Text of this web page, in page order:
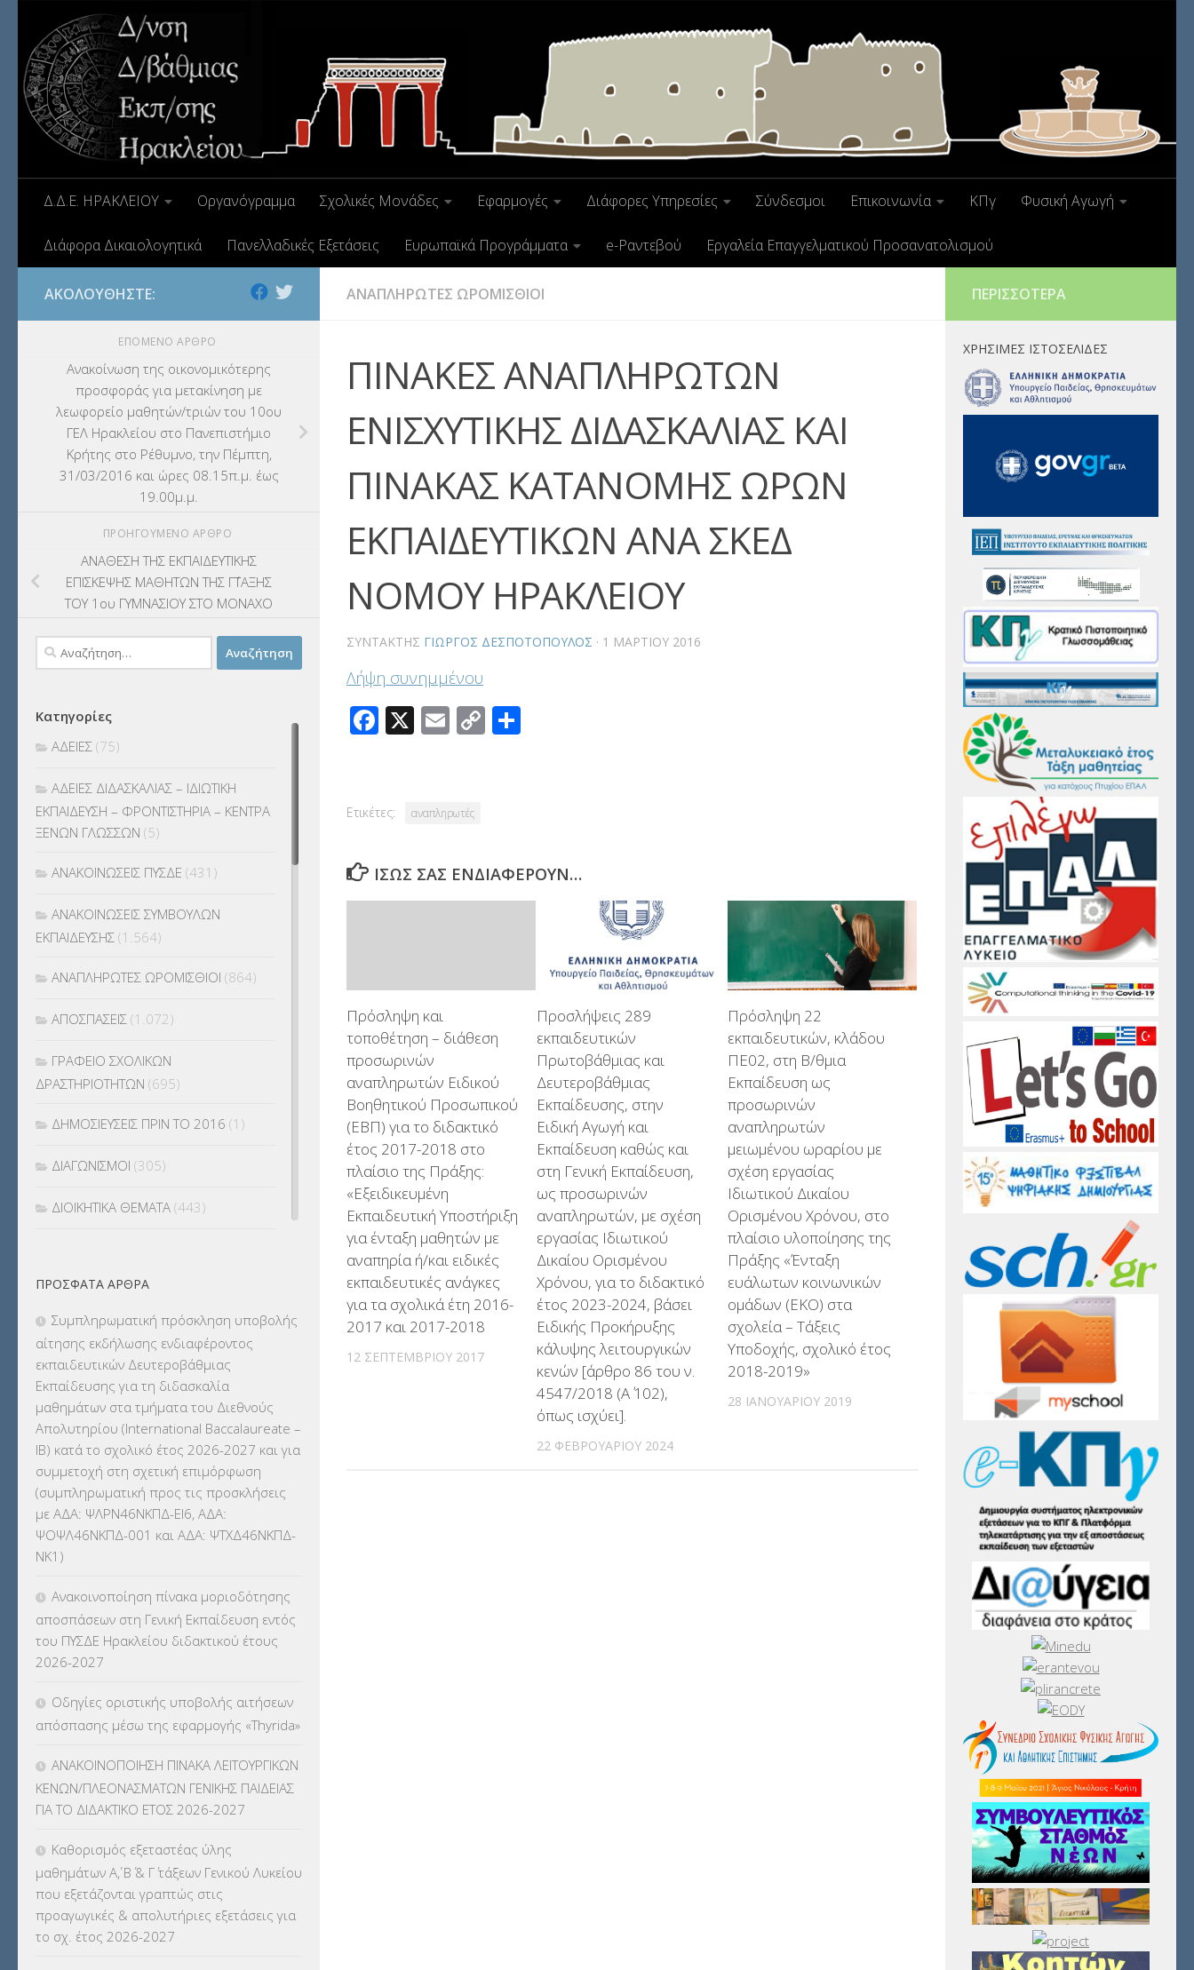
Δ.Δ.Ε. ΗΡΑΚΛΕΙΟΥ Οργανόγραμμα Σχολικές Μονάδες Εφαρμογές Διάφορες Υπηρεσίες Σύνδεσμοι Επικοινωνία ΚΠγ Φυσική Αγωγή
Διάφορα Δικαιολογητικά Πανελλαδικές Εξετάσεις Ευρωπαϊκά Προγράμματα e-Ραντεβού Εργαλεία Επαγγελματικού Προσανατολισμού
ΑΝΑΠΛΗΡΩΤΕΣ ΩΡΟΜΙΣΘΙΟΙ
ΠΙΝΑΚΕΣ ΑΝΑΠΛΗΡΩΤΩΝ
ΕΝΙΣΧΥΤΙΚΗΣ ΔΙΔΑΣΚΑΛΙΑΣ ΚΑΙ
ΠΙΝΑΚΑΣ ΚΑΤΑΝΟΜΗΣ ΩΡΩΝ
ΕΚΠΑΙΔΕΥΤΙΚΩΝ ΑΝΑ ΣΚΕΔ
ΝΟΜΟΥ ΗΡΑΚΛΕΙΟΥ
ΣΥΝΤΆΚΤΗΣ ΓΙΏΡΓΟΣ ΔΕΣΠΟΤΌΠΟΥΛΟΣ · 1 ΜΑΡΤΊΟΥ 2016
Λήψη συνημμένου
Facebook
X Email
Copy
Ετικέτες: αναπληρωτές
ΊΣΩΣ ΣΑΣ ΕΝΔΙΑΦΈΡΟΥΝ…
Πρόσληψη και
τοποθέτηση – διάθεση
προσωρινών
αναπληρωτών Ειδικού
Βοηθητικού Προσωπικού
(ΕΒΠ) για το διδακτικό
έτος 2017-2018 στο
πλαίσιο της Πράξης:
«Εξειδικευμένη
Εκπαιδευτική Υποστήριξη
για ένταξη μαθητών με
αναπηρία ή/και ειδικές
εκπαιδευτικές ανάγκες
για τα σχολικά έτη 2016-
2017 και 2017-2018
12 ΣΕΠΤΕΜΒΡΊΟΥ 2017
Προσλήψεις 289
εκπαιδευτικών
Πρωτοβάθμιας και
Δευτεροβάθμιας
Εκπαίδευσης, στην
Ειδική Αγωγή και
Εκπαίδευση καθώς και
στη Γενική Εκπαίδευση,
ως προσωρινών
αναπληρωτών, με σχέση
εργασίας Ιδιωτικού
Δικαίου Ορισμένου
Χρόνου, για το διδακτικό
έτος 2023-2024, βάσει
Ειδικής Προκήρυξης
κάλυψης λειτουργικών
κενών [άρθρο 86 του ν.
4547/2018 (Α΄ 102),
όπως ισχύει].
22 ΦΕΒΡΟΥΑΡΊΟΥ 2024
Πρόσληψη 22
εκπαιδευτικών, κλάδου
ΠΕ02, στη Β/θμια
Εκπαίδευση ως
προσωρινών
αναπληρωτών
μειωμένου ωραρίου με
σχέση εργασίας
Ιδιωτικού Δικαίου
Ορισμένου Χρόνου, στο
πλαίσιο υλοποίησης της
Πράξης «Ένταξη
ευάλωτων κοινωνικών
ομάδων (ΕΚΟ) στα
σχολεία – Τάξεις
Υποδοχής, σχολικό έτος
2018-2019»
28 ΙΑΝΟΥΑΡΊΟΥ 2019
ΑΚΟΛΟΥΘΉΣΤΕ:
ΕΠΌΜΕΝΟ ΆΡΘΡΟ
Ανακοίνωση της οικονομικότερης
προσφοράς για μετακίνηση με
λεωφορείο μαθητών/τριών του 10ου
ΓΕΛ Ηρακλείου στο Πανεπιστήμιο
Κρήτης στο Ρέθυμνο, την Πέμπτη,
31/03/2016 και ώρες 08.15π.μ. έως
19.00μ.μ.
ΠΡΟΗΓΟΎΜΕΝΟ ΆΡΘΡΟ
ΑΝΑΘΕΣΗ ΤΗΣ ΕΚΠΑΙΔΕΥΤΙΚΗΣ
ΕΠΙΣΚΕΨΗΣ ΜΑΘΗΤΩΝ ΤΗΣ Γ΄ΤΑΞΗΣ
ΤΟΥ 1ου ΓΥΜΝΑΣΙΟΥ ΣΤΟ ΜΟΝΑΧΟ
Αναζήτηση
για:
Κατηγορίες
ΑΔΕΙΕΣ (75)
ΑΔΕΙΕΣ ΔΙΔΑΣΚΑΛΙΑΣ – ΙΔΙΩΤΙΚΗ
ΕΚΠΑΙΔΕΥΣΗ – ΦΡΟΝΤΙΣΤΗΡΙΑ – ΚΕΝΤΡΑ
ΞΕΝΩΝ ΓΛΩΣΣΩΝ (5)
ΑΝΑΚΟΙΝΩΣΕΙΣ ΠΥΣΔΕ (431)
ΑΝΑΚΟΙΝΩΣΕΙΣ ΣΥΜΒΟΥΛΩΝ
ΕΚΠΑΙΔΕΥΣΗΣ (1.564)
ΑΝΑΠΛΗΡΩΤΕΣ ΩΡΟΜΙΣΘΙΟΙ (864)
ΑΠΟΣΠΑΣΕΙΣ (1.072)
ΓΡΑΦΕΙΟ ΣΧΟΛΙΚΩΝ
ΔΡΑΣΤΗΡΙΟΤΗΤΩΝ (695)
ΔΗΜΟΣΙΕΥΣΕΙΣ ΠΡΙΝ ΤΟ 2016 (1)
ΔΙΑΓΩΝΙΣΜΟΙ (305)
ΔΙΟΙΚΗΤΙΚΑ ΘΕΜΑΤΑ (443)
ΕΚΔΡΟΜΕΣ(7.354)
ΕΚΠΑΙΔΕΥΤΙΚΑ ΘΕΜΑΤΑ (2.824)
ΕΠΑΛ(366)
ΕΠΙΜΟΡΦΩΣΗ Τ.Π.Ε.(10)
ΕΥΡΩΠΑΪΚΑ ΠΡΟΓΡΑΜΜΑΤΑ(230)
ΚΕΣΥ(60)
ΚΕΣΥΠ(109)
ΓΛΩΣΣΟΜΑΘΕΙΑΣ(135)
ΚΠπ- ΚΡΑΤΙΚΟ ΠΙΣΤΟΠΟΙΗΤΙΚΟ
ΠΛΗΡΟΦΟΡΙΚΗΣ
ΛΟΙΠΑ(309)
ΜΕΤΑΘΕΣΕΙΣ-ΤΟΠΟΘΕΤΗΣΕΙΣ
ΒΕΛΤΙΩΣΕΙΣ(319)
ΜΕΤΑΤΑΞΕΙΣ(87)
ΜΕΤΑΦΟΡΑ ΜΑΘΗΤΩΝ(3)
ΝΟΜΟΘΕΣΙΑ(66)
ΠΡΌΣΦΑΤΑ ΆΡΘΡΑ
Συμπληρωματική πρόσκληση υποβολής
αίτησης εκδήλωσης ενδιαφέροντος
εκπαιδευτικών Δευτεροβάθμιας
Εκπαίδευσης για τη διδασκαλία
μαθημάτων στα τμήματα του Διεθνούς
Απολυτηρίου (International Baccalaureate –
IB) κατά το σχολικό έτος 2026-2027 και για
συμμετοχή στη σχετική επιμόρφωση
(συμπληρωματική προς τις προσκλήσεις
με ΑΔΑ: ΨΛΡΝ46ΝΚΠΔ-ΕΙ6, ΑΔΑ:
ΨΟΨΛ46ΝΚΠΔ-001 και ΑΔΑ: ΨΤΧΔ46ΝΚΠΔ-
ΝΚ1)
Ανακοινοποίηση πίνακα μοριοδότησης
αποσπάσεων στη Γενική Εκπαίδευση εντός
του ΠΥΣΔΕ Ηρακλείου διδακτικού έτους
2026-2027
Οδηγίες οριστικής υποβολής αιτήσεων
απόσπασης μέσω της εφαρμογής «Thyrida»
ΑΝΑΚΟΙΝΟΠΟΙΗΣΗ ΠΙΝΑΚΑ ΛΕΙΤΟΥΡΓΙΚΩΝ
ΚΕΝΩΝ/ΠΛΕΟΝΑΣΜΑΤΩΝ ΓΕΝΙΚΗΣ ΠΑΙΔΕΙΑΣ
ΓΙΑ ΤΟ ΔΙΔΑΚΤΙΚΟ ΕΤΟΣ 2026-2027
Καθορισμός εξεταστέας ύλης
μαθημάτων Α΄, Β΄ & Γ΄ τάξεων Γενικού Λυκείου
που εξετάζονται γραπτώς στις
προαγωγικές & απολυτήριες εξετάσεις για
το σχ. έτος 2026-2027
ΠΕΡΙΣΣΌΤΕΡΑ
ΧΡΉΣΙΜΕΣ ΙΣΤΟΣΕΛΊΔΕΣ